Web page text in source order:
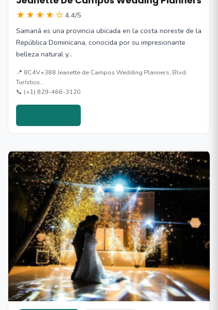
★★★★☆ 4.4/5
Samaná es una provincia ubicada en la costa noreste de la
República Dominicana, conocida por su impresionante
belleza natural y…
📍 8C4V+388 Jeanette de Campos Wedding Planners, Blvd.
Turístico…
📞 (+1) 829-466-3120